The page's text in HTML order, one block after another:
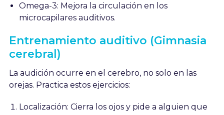
Omega-3: Mejora la circulación en los
microcapilares auditivos.
Entrenamiento auditivo (Gimnasia
cerebral)
La audición ocurre en el cerebro, no solo en las
orejas. Practica estos ejercicios:
Localización: Cierra los ojos y pide a alguien que